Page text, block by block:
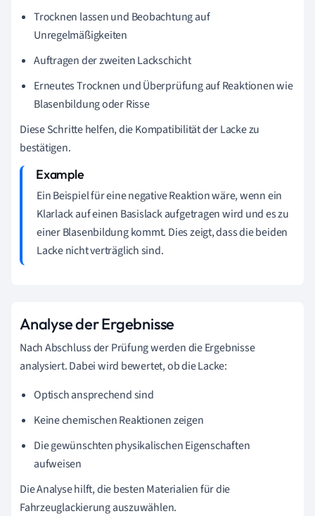
Trocknen lassen und Beobachtung auf
Unregelmäßigkeiten
Auftragen der zweiten Lackschicht
Erneutes Trocknen und Überprüfung auf Reaktionen wie
Blasenbildung oder Risse
Diese Schritte helfen, die Kompatibilität der Lacke zu
bestätigen.
Ein Beispiel für eine negative Reaktion wäre, wenn ein
Klarlack auf einen Basislack aufgetragen wird und es zu
einer Blasenbildung kommt. Dies zeigt, dass die beiden
Lacke nicht verträglich sind.
Analyse der Ergebnisse
Nach Abschluss der Prüfung werden die Ergebnisse
analysiert. Dabei wird bewertet, ob die Lacke:
Optisch ansprechend sind
Keine chemischen Reaktionen zeigen
Die gewünschten physikalischen Eigenschaften
aufweisen
Die Analyse hilft, die besten Materialien für die
Fahrzeuglackierung auszuwählen.